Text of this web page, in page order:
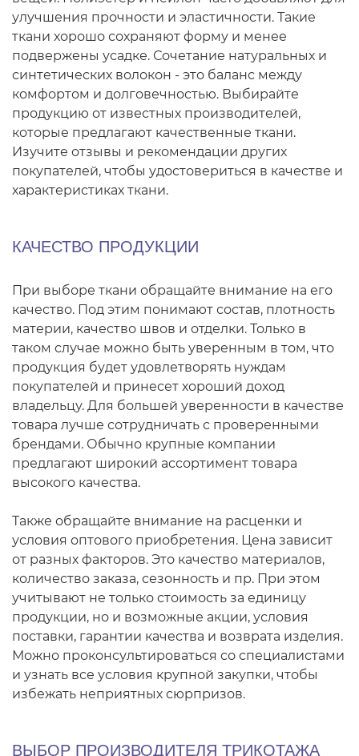
улучшения прочности и эластичности. Такие
ткани хорошо сохраняют форму и менее
подвержены усадке. Сочетание натуральных и
синтетических волокон - это баланс между
комфортом и долговечностью. Выбирайте
продукцию от известных производителей,
которые предлагают качественные ткани.
Изучите отзывы и рекомендации других
покупателей, чтобы удостовериться в качестве и
характеристиках ткани.
КАЧЕСТВО ПРОДУКЦИИ
При выборе ткани обращайте внимание на его
качество. Под этим понимают состав, плотность
материи, качество швов и отделки. Только в
таком случае можно быть уверенным в том, что
продукция будет удовлетворять нуждам
покупателей и принесет хороший доход
владельцу. Для большей уверенности в качестве
товара лучше сотрудничать с проверенными
брендами. Обычно крупные компании
предлагают широкий ассортимент товара
высокого качества.
Также обращайте внимание на расценки и
условия оптового приобретения. Цена зависит
от разных факторов. Это качество материалов,
количество заказа, сезонность и пр. При этом
учитывают не только стоимость за единицу
продукции, но и возможные акции, условия
поставки, гарантии качества и возврата изделия.
Можно проконсультироваться со специалистами
и узнать все условия крупной закупки, чтобы
избежать неприятных сюрпризов.
ВЫБОР ПРОИЗВОДИТЕЛЯ ТРИКОТАЖА